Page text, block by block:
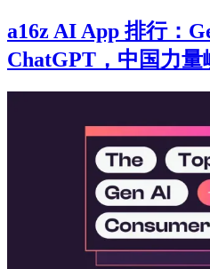
a16z AI App 排行：
ChatGPT，中国力量